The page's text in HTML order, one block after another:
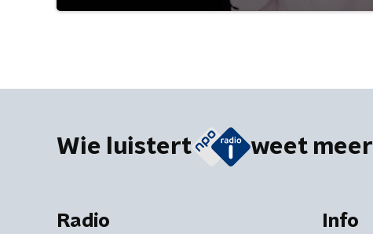
Wie luistert weet meer
Radio Info